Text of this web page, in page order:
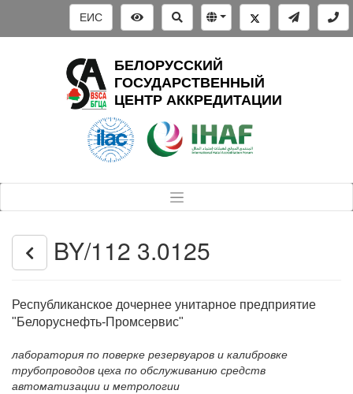
ЕИС
БЕЛОРУССКИЙ
ГОСУДАРСТВЕННЫЙ
ЦЕНТР АККРЕДИТАЦИИ
BY/112 3.0125
Республиканское дочернее унитарное предприятие
"Белоруснефть-Промсервис"
лаборатория по поверке резервуаров и калибровке
трубопроводов цеха по обслуживанию средств
автоматизации и метрологии